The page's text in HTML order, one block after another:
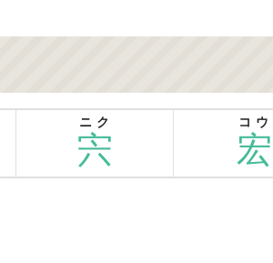
宍
ニク
宏
コウ